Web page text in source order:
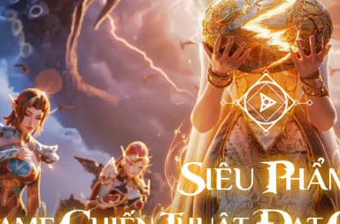
Thần Ma: Tam
Quốc Xuất Chinh
Vương Quốc
Ánh Sáng
Cổ Điển - Thánh
Địa AFK
Song Hành -
Thánh Địa AFK
Đại Chiến Giai
Điệu
Thiên Mệnh
Đăng Tiên